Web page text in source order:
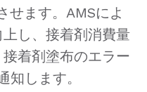
せます。AMSによ
し、接着剤消費量
着剤塗布のエラー
知します。